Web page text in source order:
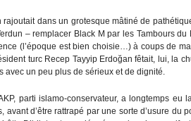
dans un grotesque mâtiné de
– remplacer Black M par les Tambours du
(l’époque est bien choisie…) à coups de
turc Recep Tayyip Erdoğan fêtait, lui, la
avec un peu plus de sérieux et de dignité.
parti islamo-conservateur, a longtemps eu
d’être rattrapé par une sorte d’usure du